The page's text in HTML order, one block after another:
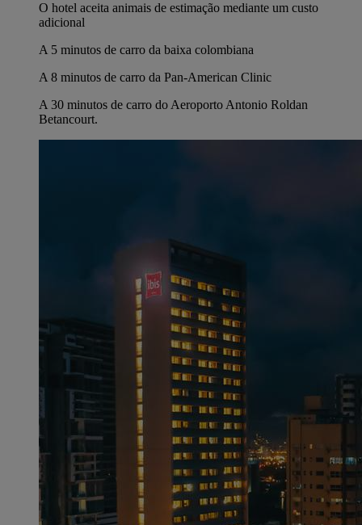
O hotel aceita animais de estimação mediante um custo
adicional
A 5 minutos de carro da baixa colombiana
A 8 minutos de carro da Pan-American Clinic
A 30 minutos de carro do Aeroporto Antonio Roldan
Betancourt.